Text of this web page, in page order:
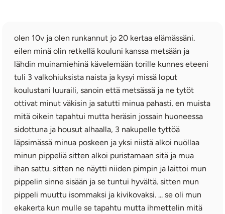
olen 10v ja olen runkannut jo 20 kertaa elämässäni.
eilen minä olin retkellä kouluni kanssa metsään ja
lähdin muinamiehinä kävelemään torille kunnes eteeni
tuli 3 valkohiuksista naista ja kysyi missä loput
koulustani luuraili, sanoin että metsässä ja ne tytöt
ottivat minut väkisin ja satutti minua pahasti. en muista
mitä oikein tapahtui mutta heräsin jossain huoneessa
sidottuna ja housut alhaalla, 3 nakupelle tyttöä
läpsimässä minua poskeen ja yksi niistä alkoi nuöllaa
minun pippeliä sitten alkoi puristamaan sitä ja mua
ihan sattu. sitten ne näytti niiden pimpin ja laittoi mun
pippelin sinne sisään ja se tuntui hyvältä. sitten mun
pippeli muuttu isommaksi ja kivikovaksi. ... se oli mun
ekakerta kun mulle se tapahtu mutta ihmettelin mitä